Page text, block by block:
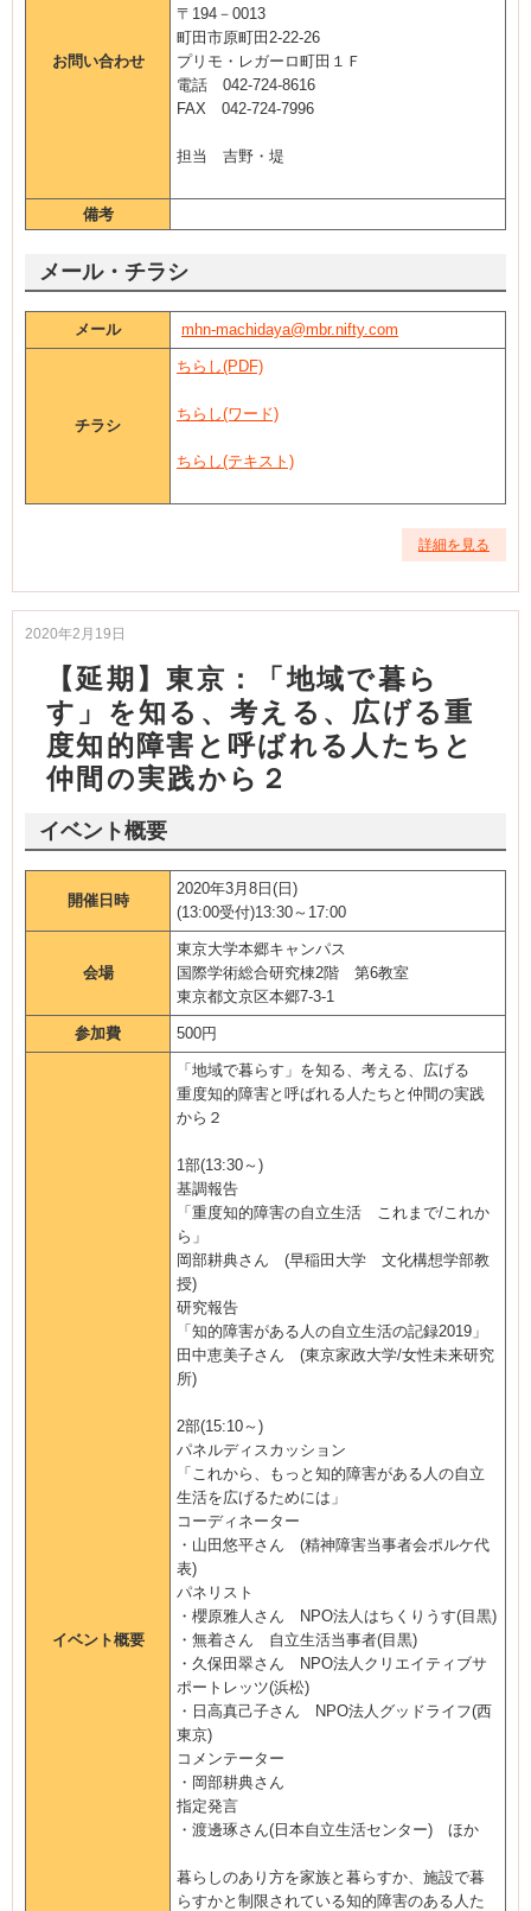
お問い合わせ
〒194－0013
町田市原町田2-22-26
プリモ・レガーロ町田１Ｆ
電話 042-724-8616
FAX 042-724-7996
担当 吉野・堤
備考
メール・チラシ
メール mhn-machidaya@mbr.nifty.com
チラシ
ちらし(PDF)
ちらし(ワード)
ちらし(テキスト)
詳細を見る
2020年2月19日
【延期】東京：「地域で暮ら
す」を知る、考える、広げる重
度知的障害と呼ばれる人たちと
仲間の実践から２
イベント概要
開催日時
2020年3月8日(日)
(13:00受付)13:30～17:00
会場
東京大学本郷キャンパス
国際学術総合研究棟2階 第6教室
東京都文京区本郷7-3-1
参加費 500円
イベント概要
「地域で暮らす」を知る、考える、広げる
重度知的障害と呼ばれる人たちと仲間の実践
から２
1部(13:30～)
基調報告
「重度知的障害の自立生活 これまで/これか
ら」
岡部耕典さん (早稲田大学 文化構想学部教
授)
研究報告
「知的障害がある人の自立生活の記録2019」
田中恵美子さん (東京家政大学/女性未来研究
所)
2部(15:10～)
パネルディスカッション
「これから、もっと知的障害がある人の自立
生活を広げるためには」
コーディネーター
・山田悠平さん (精神障害当事者会ポルケ代
表)
パネリスト
・櫻原雅人さん NPO法人はちくりうす(目黒)
・無着さん 自立生活当事者(目黒)
・久保田翠さん NPO法人クリエイティブサ
ポートレッツ(浜松)
・日高真己子さん NPO法人グッドライフ(西
東京)
コメンテーター
・岡部耕典さん
指定発言
・渡邊琢さん(日本自立生活センター) ほか
暮らしのあり方を家族と暮らすか、施設で暮
らすかと制限されている知的障害のある人た